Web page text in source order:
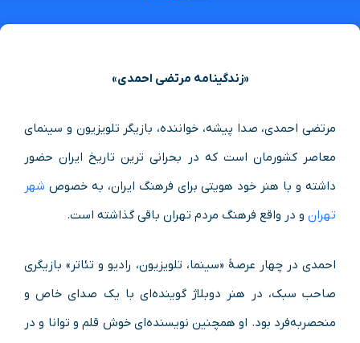
«زندگینامه مرتضی احمدی»
مرتضی احمدی، صدا پیشه، خواننده، بازیگر تلویزیون و سینمای
معاصر کشورمان است که در بحرانی ترین تاریخ ایران حضور
داشته و با هنر خود هویتی برای فرهنگ ایران، به خصوص شهر
تهران و در واقع فرهنگ مردم تهران باقی گذاشته است.
احمدی در چهار عرصهٔ «سینما، تلویزیون، رادیو و تئاتر» بازیگری
صاحب سبک، در هنر دوبلاژ گوینده‌ای با یک صدای خاص و
منحصربه‌فرد بود. او همچنین نویسنده‌ای خوش‌ قلم و توانا و در